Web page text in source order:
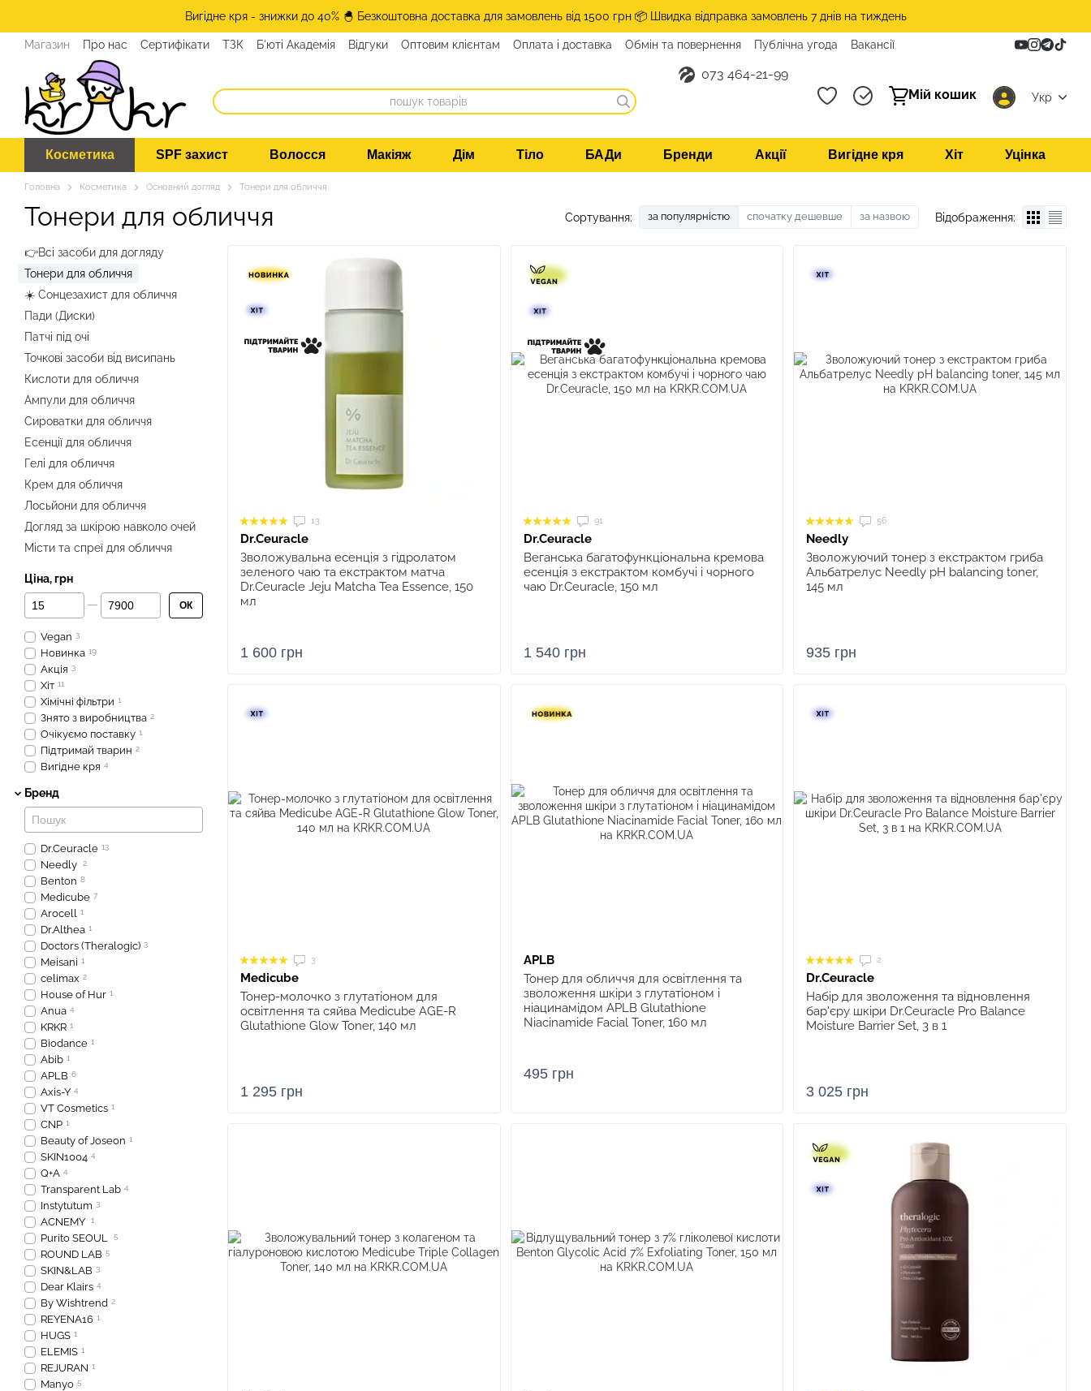
Перейти до основного контентуВигідне кря - знижки до 40% 🐣 Безкоштовна доставка для замовлень від 1500 грн 📦 Швидка відправка замовлень 7 днів на тиждень
Магазин Про нас Сертифікати ТЗК Б'юті Академія Відгуки Оптовим клієнтам Оплата і доставка Обмін та повернення Публічна угода
Вакансії
Програма лояльності
073 464-21-99
Мій кошик
Укр
Косметика SPF захист Волосся Макіяж Дім Тіло БАДи Бренди Акції Вигідне кря Хіт Уцінка
Головна Косметика Основний догляд Тонери для обличчя
Тонери для обличчя Сортування: за популярністю спочатку дешевше за назвою Відображення:
13
Dr.Ceuracle
Зволожувальна есенція з гідролатом
зеленого чаю та екстрактом матча
Dr.Ceuracle Jeju Matcha Tea Essence, 150
мл
1 600 грн
91
Dr.Ceuracle
Веганська багатофункціональна кремова
есенція з екстрактом комбучі і чорного
чаю Dr.Ceuracle, 150 мл
1 540 грн
56
Needly
Зволожуючий тонер з екстрактом гриба
Альбатрелус Needly pH balancing toner,
145 мл
935 грн
3
Medicube
Тонер-молочко з глутатіоном для
освітлення та сяйва Medicube AGE-R
Glutathione Glow Toner, 140 мл
1 295 грн
APLB
Тонер для обличчя для освітлення та
зволоження шкіри з глутатіоном і
ніацинамідом APLB Glutathione
Niacinamide Facial Toner, 160 мл
495 грн
2
Dr.Ceuracle
Набір для зволоження та відновлення
бар'єру шкіри Dr.Ceuracle Pro Balance
Moisture Barrier Set, 3 в 1
3 025 грн
👉Всі засоби для догляду
Тонери для обличчя
☀️ Сонцезахист для обличчя
Пади (Диски)
Патчі під очі
Точкові засоби від висипань
Кислоти для обличчя
Ампули для обличчя
Сироватки для обличчя
Есенції для обличчя
Гелі для обличчя
Крем для обличчя
Лосьйони для обличчя
Догляд за шкірою навколо очей
Місти та спреї для обличчя
Ціна, грн
Від Ціна, грн
До Ціна, грн ОК
Vegan 3
Новинка 19
Акція 3
Хіт 11
Хімічні фільтри 1
Знято з виробництва 2
Очікуємо поставку 1
Підтримай тварин 2
Вигідне кря 4
Бренд
Dr.Ceuracle 13
Needly 2
Benton 8
Medicube 7
Arocell 1
Dr.Althea 1
Doctors (Theralogic) 3
Meisani 1
celimax 2
House of Hur 1
Anua 4
KRKR 1
Biodance 1
Abib 1
APLB 6
Axis-Y 4
VT Cosmetics 1
CNP 1
Beauty of Joseon 1
SKIN1004 4
Q+A 4
Transparent Lab 4
Instytutum 3
ACNEMY 1
Purito SEOUL 5
ROUND LAB 5
SKIN&LAB 3
Dear Klairs 4
By Wishtrend 2
REYENA16 1
HUGS 1
ELEMIS 1
REJURAN 1
Manyo 5